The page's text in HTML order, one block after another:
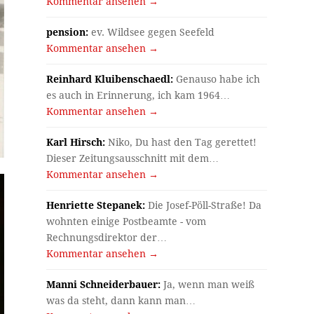
pension: ev. Wildsee gegen Seefeld
Kommentar ansehen →
Reinhard Kluibenschaedl: Genauso habe ich
es auch in Erinnerung, ich kam 1964…
Kommentar ansehen →
Karl Hirsch: Niko, Du hast den Tag gerettet!
Dieser Zeitungsausschnitt mit dem…
Kommentar ansehen →
Henriette Stepanek: Die Josef-Pöll-Straße! Da
wohnten einige Postbeamte - vom
Rechnungsdirektor der…
Kommentar ansehen →
Manni Schneiderbauer: Ja, wenn man weiß
was da steht, dann kann man…